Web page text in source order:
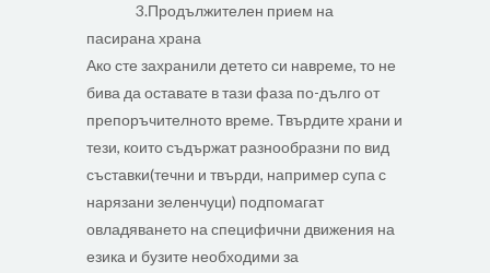
3.Продължителен прием на
пасирана храна
Ако сте захранили детето си навреме, то не
бива да оставате в тази фаза по-дълго от
препоръчителното време. Твърдите храни и
тези, които съдържат разнообразни по вид
съставки(течни и твърди, например супа с
нарязани зеленчуци) подпомагат
овладяването на специфични движения на
езика и бузите необходими за